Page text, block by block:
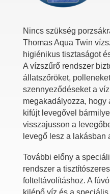
Nincs szükség
Thomas Aqua Twin
higiénikus tisztaságot
A vízszűrő rendszer
állatszőröket,
szennyeződéseket a
megakadályozza, hogy
kifújt levegővel
visszajusson a
levegő lesz a lakásban
További előny a
rendszer a
folteltávolításhoz. A
kilépő víz és a